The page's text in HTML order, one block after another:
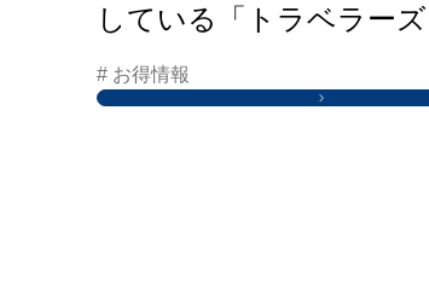
している「トラベラー
ド」はこちらから
# お得情報